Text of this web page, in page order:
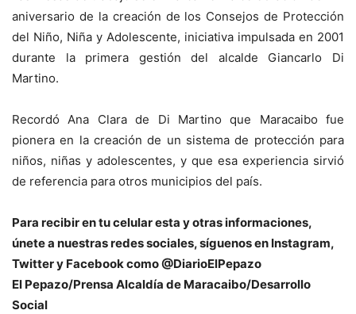
aniversario de la creación de los Consejos de Protección
del Niño, Niña y Adolescente, iniciativa impulsada en 2001
durante la primera gestión del alcalde Giancarlo Di
Martino.
Recordó Ana Clara de Di Martino que Maracaibo fue
pionera en la creación de un sistema de protección para
niños, niñas y adolescentes, y que esa experiencia sirvió
de referencia para otros municipios del país.
Para recibir en tu celular esta y otras informaciones,
únete a nuestras redes sociales, síguenos en Instagram,
Twitter y Facebook como @DiarioElPepazo
El Pepazo/Prensa Alcaldía de Maracaibo/Desarrollo
Social